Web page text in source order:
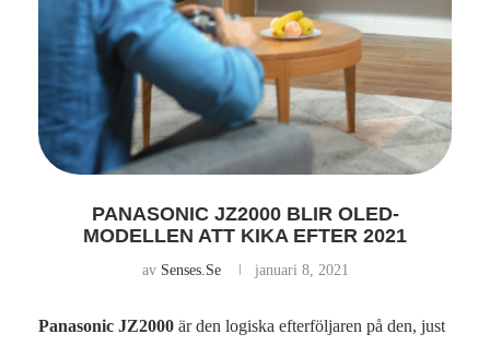
PANASONIC JZ2000 BLIR OLED-
MODELLEN ATT KIKA EFTER 2021
av Senses.se januari 8, 2021
Panasonic JZ2000 är den logiska efterföljaren på den, just